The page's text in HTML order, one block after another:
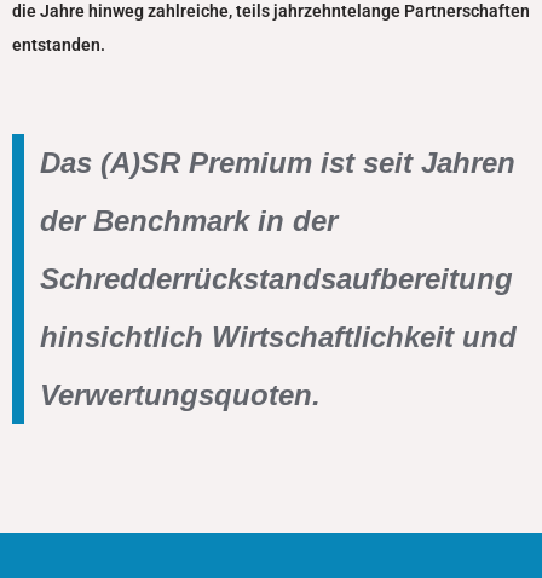
die Jahre hinweg zahlreiche, teils jahrzehntelange Partnerschaften
entstanden.
Das (A)SR Premium ist seit Jahren
der Benchmark in der
Schredderrückstandsaufbereitung
hinsichtlich Wirtschaftlichkeit und
Verwertungsquoten.